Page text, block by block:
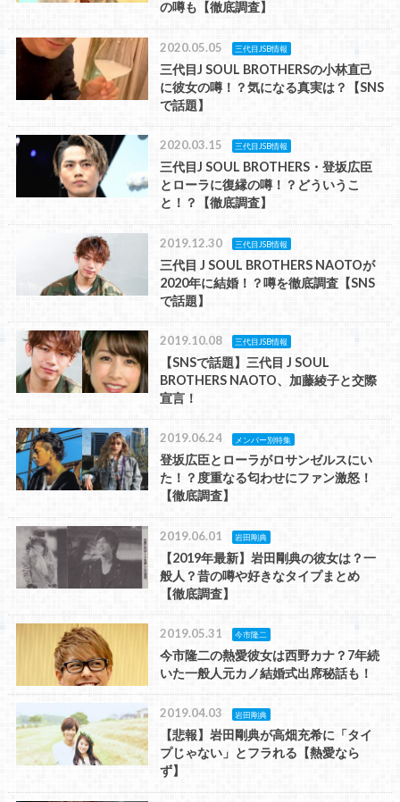
の噂も【徹底調査】
2020.05.05 三代目JSB情報
三代目J SOUL BROTHERSの小林直己
に彼女の噂！？気になる真実は？【SNS
で話題】
2020.03.15 三代目JSB情報
三代目J SOUL BROTHERS・登坂広臣
とローラに復縁の噂！？どういうこ
と！？【徹底調査】
2019.12.30 三代目JSB情報
三代目 J SOUL BROTHERS NAOTOが
2020年に結婚！？噂を徹底調査【SNS
で話題】
2019.10.08 三代目JSB情報
【SNSで話題】三代目 J SOUL
BROTHERS NAOTO、加藤綾子と交際
宣言！
2019.06.24 メンバー別特集
登坂広臣とローラがロサンゼルスにい
た！？度重なる匂わせにファン激怒！
【徹底調査】
2019.06.01 岩田剛典
【2019年最新】岩田剛典の彼女は？一
般人？昔の噂や好きなタイプまとめ
【徹底調査】
2019.05.31 今市隆二
今市隆二の熱愛彼女は西野カナ？7年続
いた一般人元カノ結婚式出席秘話も！
2019.04.03 岩田剛典
【悲報】岩田剛典が高畑充希に「タイ
プじゃない」とフラれる【熱愛なら
ず】